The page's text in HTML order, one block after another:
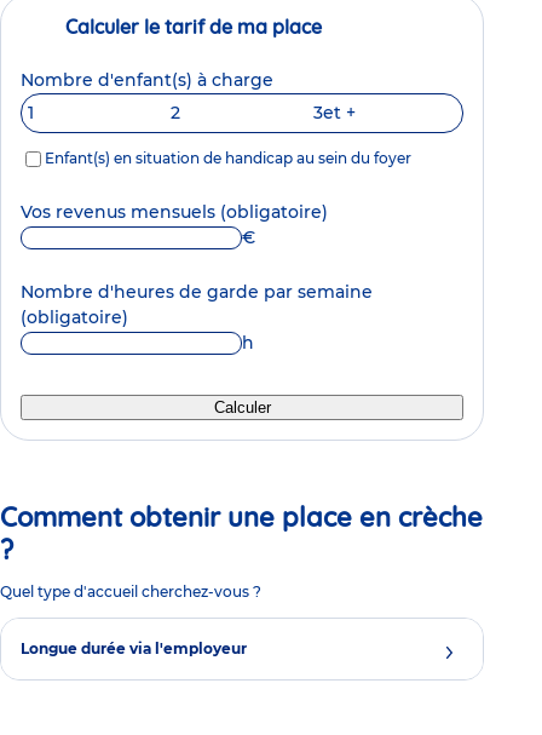
Calculer le tarif de ma place
Nombre d'enfant(s) à charge
1
2 3et +
Enfant(s) en situation de handicap au sein du foyer
Vos revenus mensuels (obligatoire)
€
Nombre d'heures de garde par semaine
(obligatoire)
h
Calculer
Comment obtenir une place en crèche
?
Quel type d'accueil cherchez-vous ?
Longue durée via l'employeur